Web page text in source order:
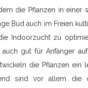
die Pflanzen in einer
Bud auch im Freien
Indoorzucht zu
gut für Anfänger
die Pflanzen ein
sind vor allem die